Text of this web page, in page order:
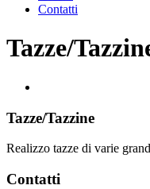
Contatti
Tazze/
Tazze/Tazzine
Realizzo tazze di varie
Contatti